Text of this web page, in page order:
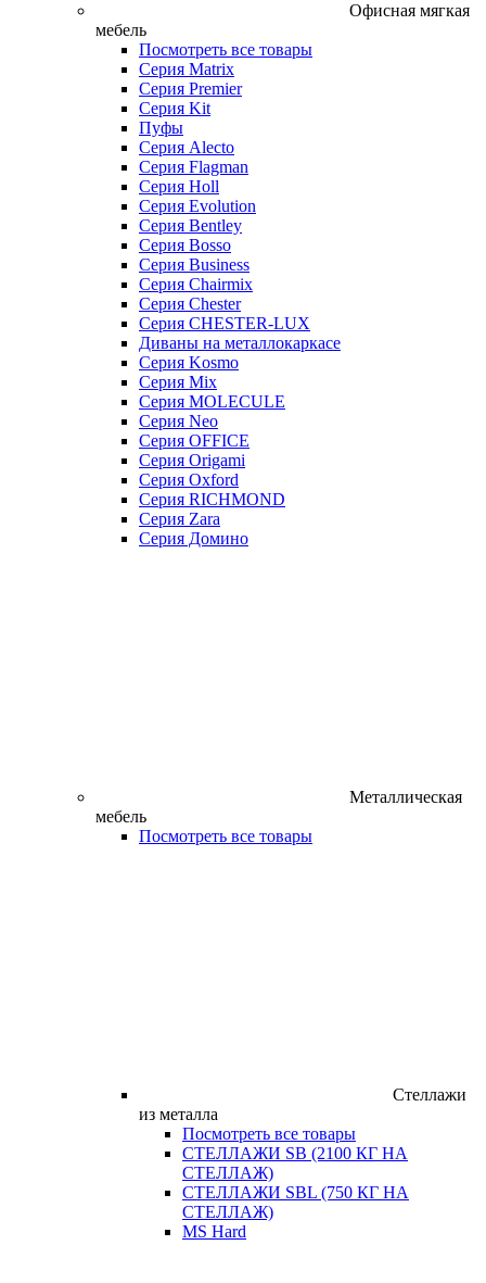
Офисная мягкая
мебель
Посмотреть все товары
Серия Matrix
Серия Premier
Серия Kit
Пуфы
Серия Alecto
Серия Flagman
Серия Holl
Серия Evolution
Серия Bentley
Серия Bosso
Серия Business
Серия Chairmix
Серия Chester
Серия CHESTER-LUX
Диваны на металлокаркасе
Серия Kosmo
Серия Mix
Серия MOLECULE
Серия Neo
Серия OFFICE
Серия Origami
Серия Oxford
Серия RICHMOND
Серия Zara
Серия Домино
Металлическая
мебель
Посмотреть все товары
Стеллажи
из металла
Посмотреть все товары
СТЕЛЛАЖИ SB (2100 КГ НА
СТЕЛЛАЖ)
СТЕЛЛАЖИ SBL (750 КГ НА
СТЕЛЛАЖ)
MS Hard